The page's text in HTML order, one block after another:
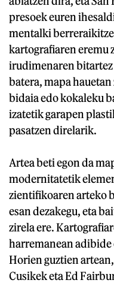
presoek euren
mentalki
kartografiaren eremu
irudimenaren
batera, mapa
bidaia edo kokaleku
izatetik garapen
pasatzen direlarik.
Artea beti egon da
modernitatetik
zientifikoaren arteko
esan dezakegu, eta
zirela ere.
harremanean
Horien guztien
Cusikek eta Ed